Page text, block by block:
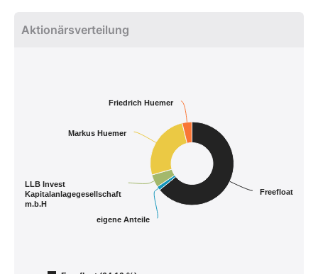
Aktionärsverteilung
Freefloat
eigene Anteile
LLB Invest
Kapitalanlagegesellschaft
m.b.H
Markus Huemer
Friedrich Huemer